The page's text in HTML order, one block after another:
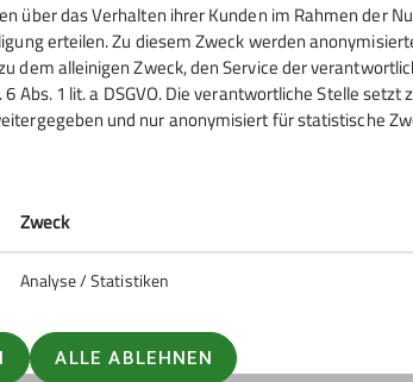
Service
Kontakt
Mitgliedschaft
über das Verhalten ihrer Kunden im Rahmen der
erteilen. Zu diesem Zweck werden
dem alleinigen Zweck, den Service der
Abs. 1 lit. a DSGVO. Die verantwortliche Stelle
und nur anonymisiert für statistische
Zweck
Analyse / Statistiken
ALLE ABLEHNEN